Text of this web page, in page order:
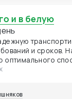
и Светофор
в этом
и в белую
и сроков.
и
Гибкие условия